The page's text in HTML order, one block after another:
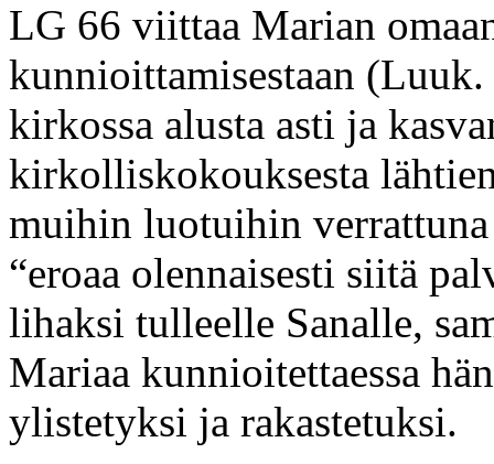
LG 66 viittaa Marian
kunnioittamisestaan
kirkossa alusta asti ja
kirkolliskokouksesta
muihin luotuihin
“eroaa olennaisesti siitä
lihaksi tulleelle Sanalle,
Mariaa kunnioitettaessa
ylistetyksi ja rakastetuksi.